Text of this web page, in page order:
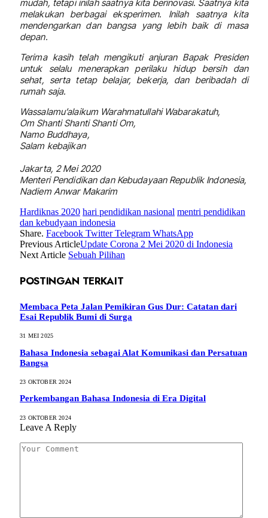
mudah, tetapi inilah saatnya kita berinovasi. Saatnya kita
melakukan berbagai eksperimen. Inilah saatnya kita
mendengarkan dan bangsa yang lebih baik di masa
depan.
Terima kasih telah mengikuti anjuran Bapak Presiden
untuk selalu menerapkan perilaku hidup bersih dan
sehat, serta tetap belajar, bekerja, dan beribadah di
rumah saja.
Wassalamu’alaikum Warahmatullahi Wabarakatuh,
Om Shanti Shanti Shanti Om,
Namo Buddhaya,
Salam kebajikan
Jakarta, 2 Mei 2020
Menteri Pendidikan dan Kebudayaan Republik Indonesia,
Nadiem Anwar Makarim
Hardiknas 2020 hari pendidikan nasional mentri pendidikan
dan kebudyaan indonesia
Share. Facebook Twitter Telegram WhatsApp
Previous ArticleUpdate Corona 2 Mei 2020 di Indonesia
Next Article Sebuah Pilihan
POSTINGAN TERKAIT
Membaca Peta Jalan Pemikiran Gus Dur: Catatan dari
Esai Republik Bumi di Surga
31 MEI 2025
Bahasa Indonesia sebagai Alat Komunikasi dan Persatuan
Bangsa
23 OKTOBER 2024
Perkembangan Bahasa Indonesia di Era Digital
23 OKTOBER 2024
Leave A Reply